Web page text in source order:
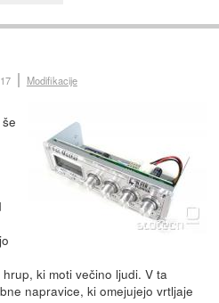
Modifikacije
ki moti večino ljudi. V ta
napravice, ki omejujejo vrtljaje